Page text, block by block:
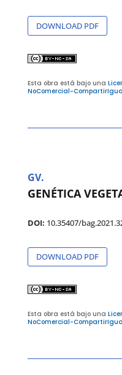
DOWNLOAD PDF
Esta obra está bajo una
NoComercial-
GV.
GENÉTICA
DOI: 10.35407/
DOWNLOAD PDF
Esta obra está bajo una
NoComercial-